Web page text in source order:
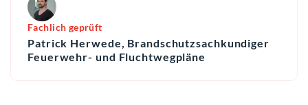
Fachlich geprüft
Patrick Herwede, Brandschutzsachkundiger
Feuerwehr- und Fluchtwegpläne